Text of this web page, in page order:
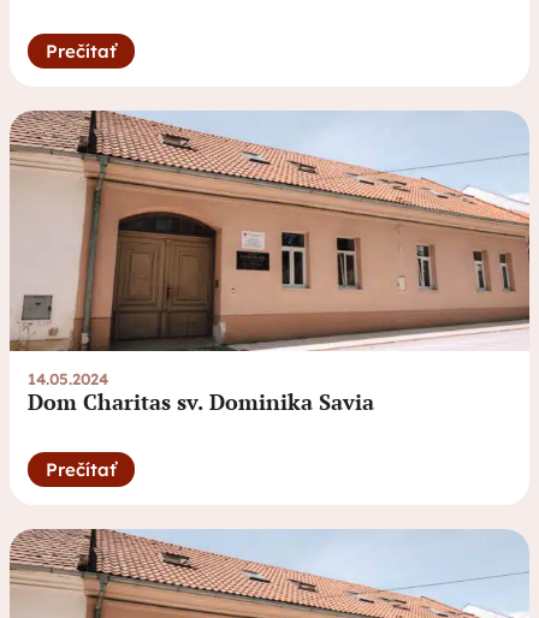
Prečítať
14.05.2024
Dom Charitas sv. Dominika Savia
Prečítať